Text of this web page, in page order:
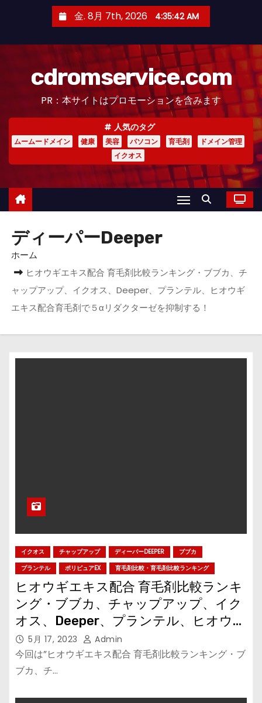
金. 8月 7th, 2026 4:35:43 AM
cdromservice.com
PR：本サイトはプロモーションを含みます
人気のタグ
ムームードメイン 健康 美容 パソコン 育毛剤
ドメイン管理
イクオス
ディーパーDeeper
ホーム
ヒオウギエキス配合 育毛剤比較ランキング・ブブカ、チ
ャップアップ、イクオス、Deeper、プランテル、ヒオウギ
エキス配合育毛剤で５αリダクターゼを抑制する！
イクオス チャップアップ ディーパーDEEPER
ブブカ
プランテル
ポリピュアEX 育毛剤比較・育毛剤比較ランキング
ヒオウギエキス配合 育毛剤比較ランキ
ング・ブブカ、チャップアップ、イク
オス、Deeper、プランテル、ヒオウギ
エキス配合育毛剤で５αリダクターゼ
を抑制する！
5月 17, 2023 Admin
今回は”ヒオウギエキス配合 育毛剤比較ランキング・ブ
ブカ、チ…